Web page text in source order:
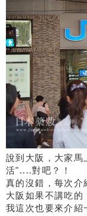
說到大阪，大家馬
活"....對吧？！
真的沒錯，每次介
大阪如果不講吃
我這次也要來介紹